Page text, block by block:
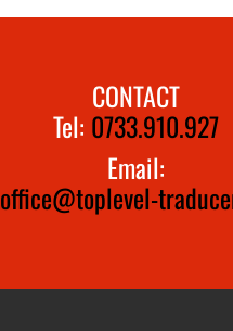
CONTACT
Tel: 0733.910.927
Email:
office@toplevel-